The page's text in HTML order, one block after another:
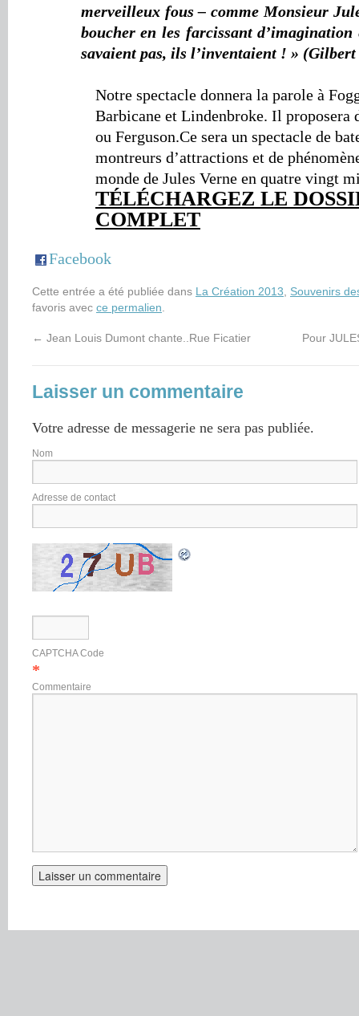
merveilleux fous – comme Monsieur
boucher en les farcissant d’imagination
savaient pas, ils l’inventaient ! »
Notre spectacle donnera la parole à
Barbicane et Lindenbroke. Il proposera
ou Ferguson.Ce sera un spectacle de
montreurs d’attractions et de
monde de Jules Verne en quatre vingt
TÉLÉCHARGEZ LE
COMPLET
Facebook
Cette entrée a été publiée dans La Création 2013
Souvenirs
favoris avec ce permalien
← Jean Louis Dumont chante..Rue Ficatier Pour
Laisser un commentaire
Votre adresse de messagerie ne sera pas publiée.
Nom
Adresse de contact
CAPTCHA Code
*
Commentaire